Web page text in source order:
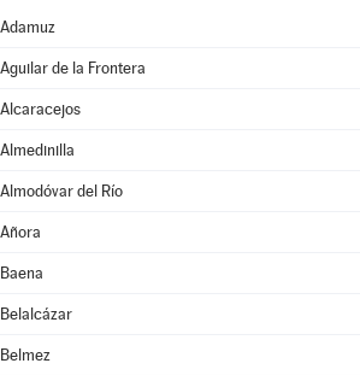
Adamuz
Aguilar de la Frontera
Alcaracejos
Almedinilla
Almodóvar del Río
Añora
Baena
Belalcázar
Belmez